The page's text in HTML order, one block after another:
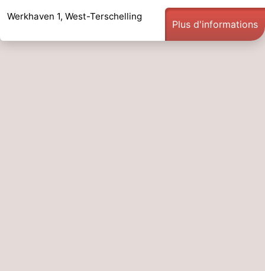
Werkhaven 1, West-Terschelling
Plus d'informations